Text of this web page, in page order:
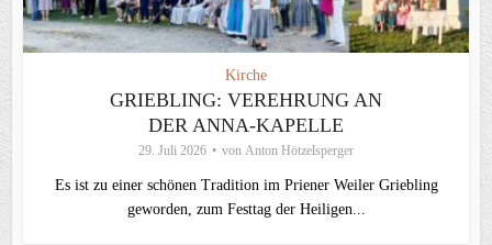
Kirche
GRIEBLING: VEREHRUNG AN
DER ANNA-KAPELLE
29. Juli 2026 von Anton Hötzelsperger
Es ist zu einer schönen Tradition im Priener Weiler Griebling
geworden, zum Festtag der Heiligen...